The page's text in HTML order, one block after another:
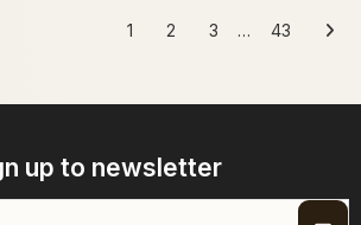
1 2 3 … 43
up to newsletter